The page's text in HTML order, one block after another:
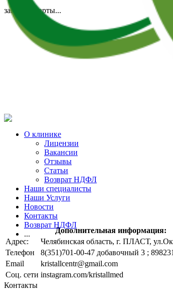
О клинике
Лицензии
Вакансии
Отзывы
Статьи
Возврат НДФЛ
Наши специалисты
Наши Услуги
Новости
Контакты
Возврат НДФЛ
...
загрузка карты...
Дополнительная информация:
Адрес:
Челябинская область, г. ПЛАСТ,
Телефон
8(351)701-00-47 добавочный 3 ;
Email
kristallcentr@gmail.com
Соц. сети instagram.com/kristallmed
Контакты